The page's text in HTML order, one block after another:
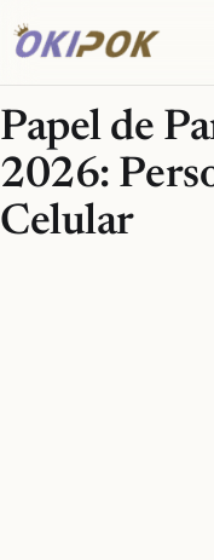
Papel de
2026:
Celular